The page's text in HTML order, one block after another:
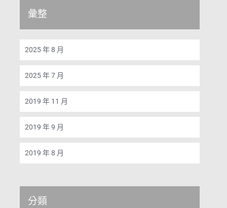
彙整
2025 年 8 月
2025 年 7 月
2019 年 11 月
2019 年 9 月
2019 年 8 月
分類